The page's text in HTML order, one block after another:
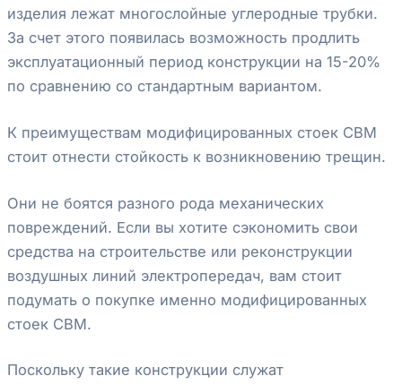
изделия лежат многослойные углеродные трубки.
За счет этого появилась возможность продлить
эксплуатационный период конструкции на 15-20%
по сравнению со стандартным вариантом.
К преимуществам модифицированных стоек СВМ
стоит отнести стойкость к возникновению трещин.
Они не боятся разного рода механических
повреждений. Если вы хотите сэкономить свои
средства на строительстве или реконструкции
воздушных линий электропередач, вам стоит
подумать о покупке именно модифицированных
стоек СВМ.
Поскольку такие конструкции служат